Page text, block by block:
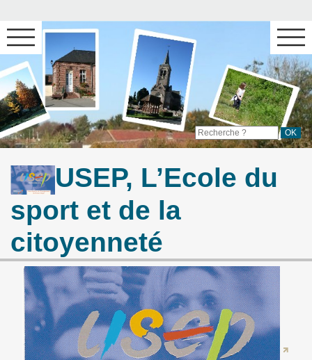
USEP, L’Ecole du
sport et de la
citoyenneté